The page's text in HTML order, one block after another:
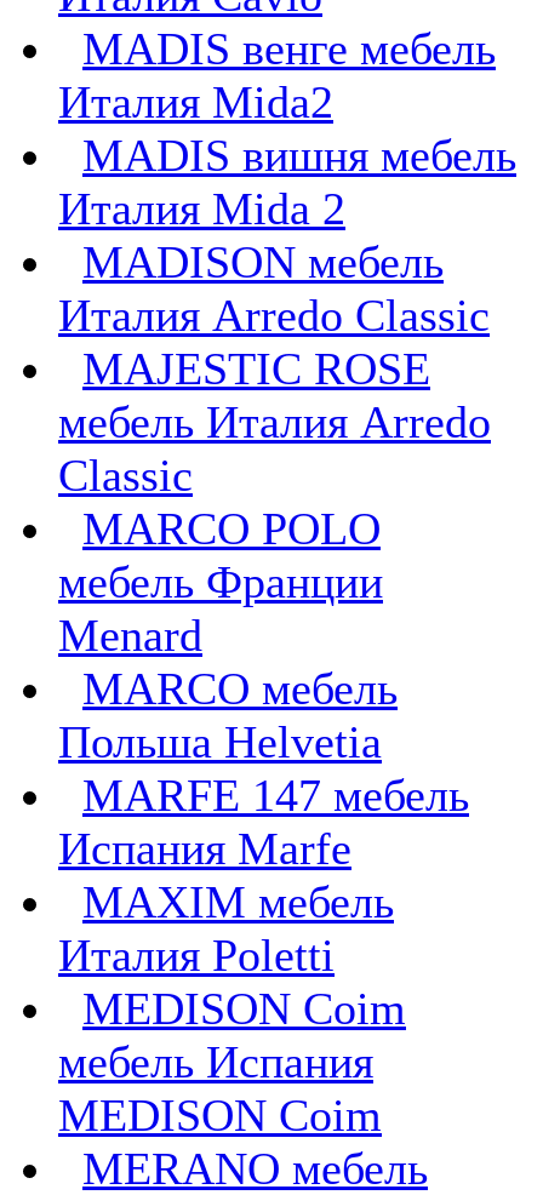
MADIS венге мебель
Италия Mida2
MADIS вишня мебель
Италия Mida 2
MADISON мебель
Италия Arredo Classic
MAJESTIC ROSE
мебель Италия Arredo
Classic
MARCO POLO
мебель Франции
Menard
MARCO мебель
Польша Helvetia
MARFE 147 мебель
Испания Marfe
MAXIM мебель
Италия Poletti
MEDISON Coim
мебель Испания
MEDISON Coim
MERANO мебель